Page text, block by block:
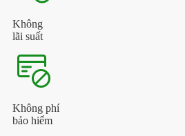
Không
lãi suất
Không phí
bảo hiểm